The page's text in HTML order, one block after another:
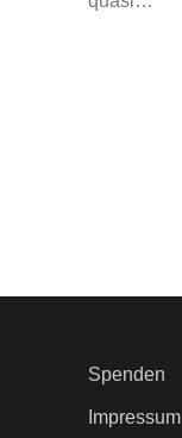
Spenden
Impressum